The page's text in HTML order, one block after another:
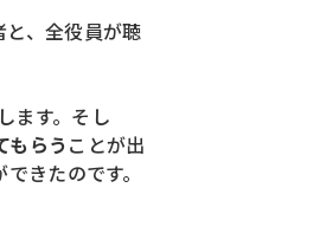
、全役員が聴
ます。そし
もらう ことが出
きたのです。